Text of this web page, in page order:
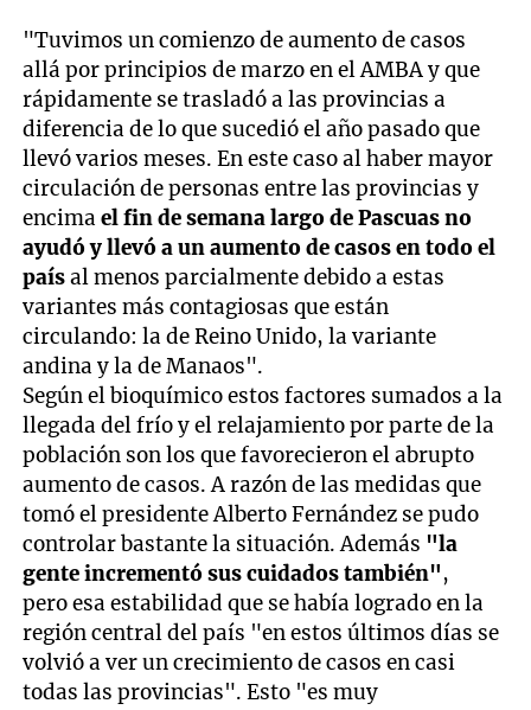
"Tuvimos un comienzo de aumento de casos
allá por principios de marzo en el AMBA y que
rápidamente se trasladó a las provincias a
diferencia de lo que sucedió el año pasado que
llevó varios meses. En este caso al haber mayor
circulación de personas entre las provincias y
encima el fin de semana largo de Pascuas no
ayudó y llevó a un aumento de casos en todo el
paísal menos parcialmente debido a estas
variantes más contagiosas que están
circulando: la de Reino Unido, la variante
andina y la de Manaos".
Según el bioquímico estos factores sumados a la
llegada del frío y el relajamiento por parte de la
población son los que favorecieron el abrupto
aumento de casos. A razón de las medidas que
tomó el presidente Alberto Fernández se pudo
controlar bastante la situación. Además "la
gente incrementó sus cuidados también",
pero esa estabilidad que se había logrado en la
región central del país "en estos últimos días se
volvió a ver un crecimiento de casos en casi
todas las provincias". Esto "es muy